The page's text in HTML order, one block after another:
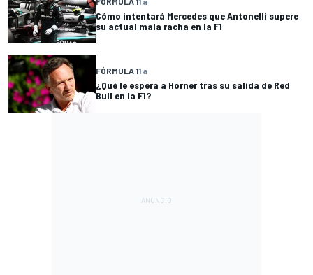
Cómo intentará Mercedes que Antonelli supere
su actual mala racha en la F1
FÓRMULA 11 a
¿Qué le espera a Horner tras su salida de Red
Bull en la F1?